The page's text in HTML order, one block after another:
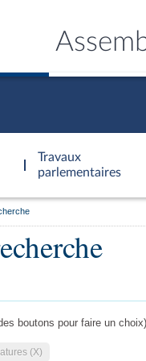
Travaux
parlementaires
boutons pour faire un choix)
(X)